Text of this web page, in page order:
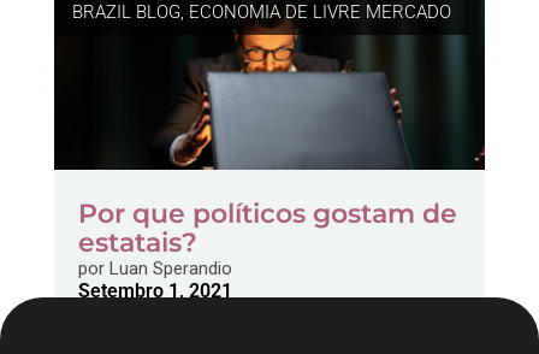
BRAZIL BLOG, ECONOMIA DE LIVRE MERCADO
Por que políticos gostam de
estatais?
porLuan Sperandio
Setembro 1, 2021